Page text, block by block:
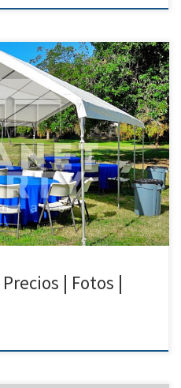
para Renta 818 207 8502
x 30ft Carpa $200.00 Carpas para
| Fotos |